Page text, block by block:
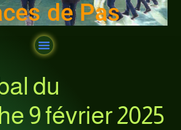
de Pas
du
9 février 2025